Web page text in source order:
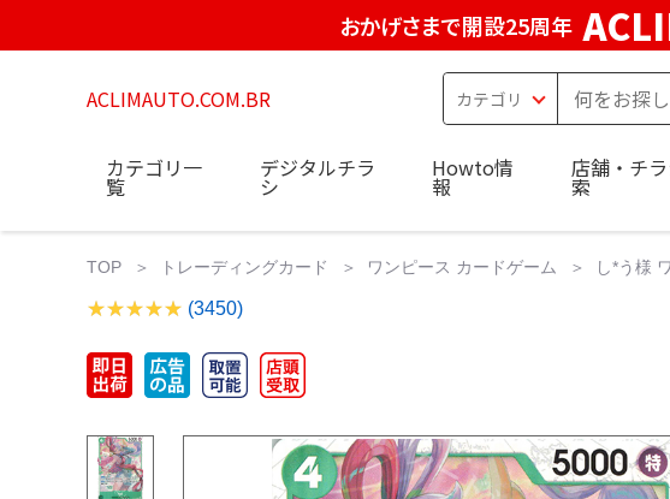
おかげさまで開設25周年
ACLIMAUTO.COM.BR
カテゴリ一
覧
デジタルチラ
シ
Howto情
報
店舗・チ
索
TOP トレーディングカード ワンピース カードゲーム し*う様
(3450)